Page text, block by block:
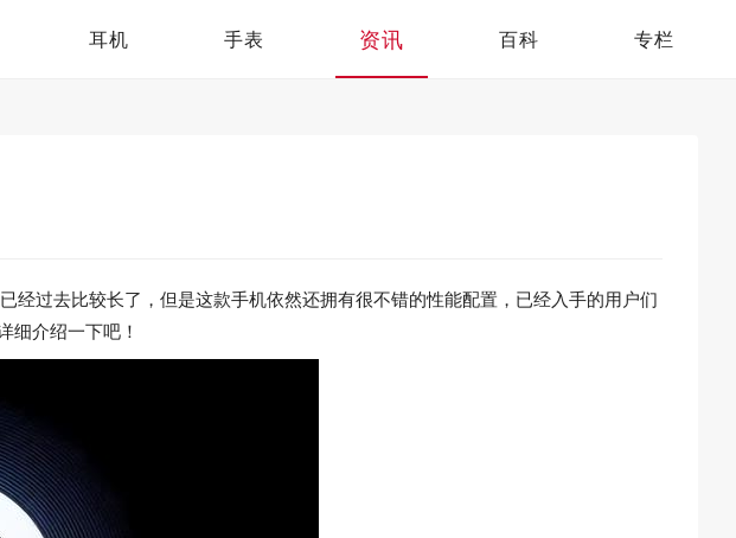
耳机 手表 资讯 百科 专栏
过去比较长了，但是这款手机依然还拥有很不错的性能配置，已经入手的用户们
细介绍一下吧！